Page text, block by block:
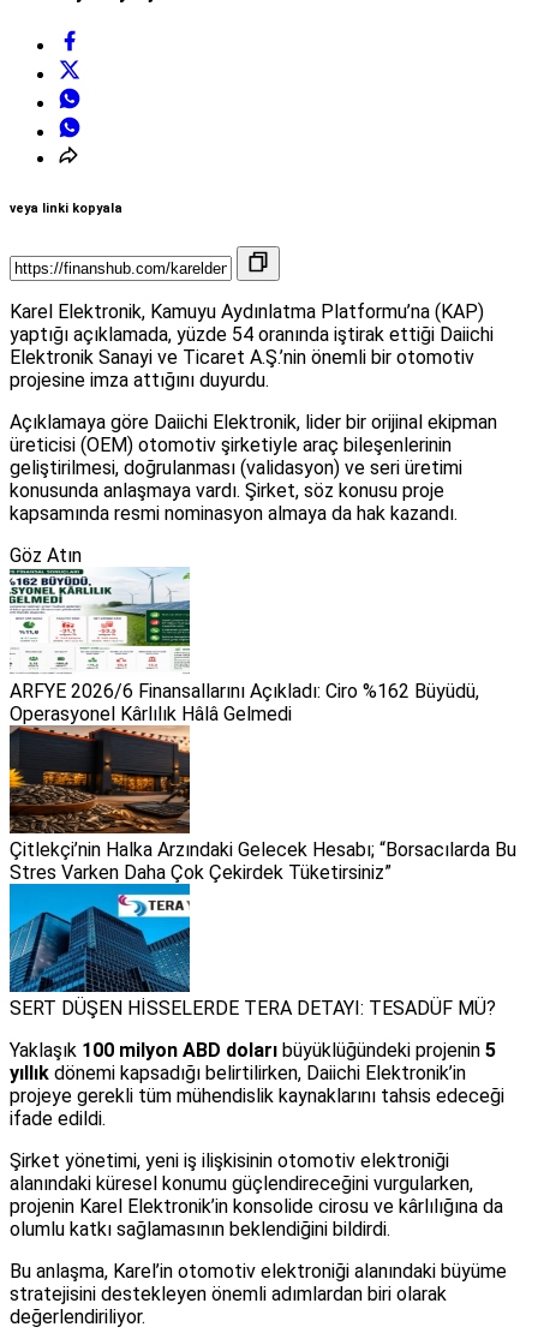
veya linki kopyala
Karel Elektronik, Kamuyu Aydınlatma Platformu’na (KAP)
yaptığı açıklamada, yüzde 54 oranında iştirak ettiği Daiichi
Elektronik Sanayi ve Ticaret A.Ş.’nin önemli bir otomotiv
projesine imza attığını duyurdu.
Açıklamaya göre Daiichi Elektronik, lider bir orijinal ekipman
üreticisi (OEM) otomotiv şirketiyle araç bileşenlerinin
geliştirilmesi, doğrulanması (validasyon) ve seri üretimi
konusunda anlaşmaya vardı. Şirket, söz konusu proje
kapsamında resmi nominasyon almaya da hak kazandı.
Göz Atın
ARFYE 2026/6 Finansallarını Açıkladı: Ciro %162 Büyüdü,
Operasyonel Kârlılık Hâlâ Gelmedi
Çitlekçi’nin Halka Arzındaki Gelecek Hesabı; “Borsacılarda Bu
Stres Varken Daha Çok Çekirdek Tüketirsiniz”
SERT DÜŞEN HİSSELERDE TERA DETAYI: TESADÜF MÜ?
Yaklaşık 100 milyon ABD doları büyüklüğündeki projenin 5
yıllık dönemi kapsadığı belirtilirken, Daiichi Elektronik’in
projeye gerekli tüm mühendislik kaynaklarını tahsis edeceği
ifade edildi.
Şirket yönetimi, yeni iş ilişkisinin otomotiv elektroniği
alanındaki küresel konumu güçlendireceğini vurgularken,
projenin Karel Elektronik’in konsolide cirosu ve kârlılığına da
olumlu katkı sağlamasının beklendiğini bildirdi.
Bu anlaşma, Karel’in otomotiv elektroniği alanındaki büyüme
stratejisini destekleyen önemli adımlardan biri olarak
değerlendiriliyor.